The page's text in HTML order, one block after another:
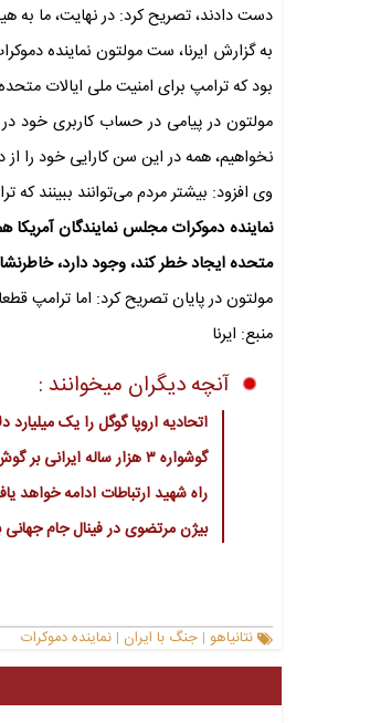
دست دادند، تصریح کرد: در نهایت، ما به
به گزارش ایرنا، ست مولتون نماینده
بود که ترامپ برای امنیت ملی ایالات
مولتون در پیامی در حساب کاربری خود
نخواهیم، همه در این سن کارایی خود
وی افزود: بیشتر مردم می‌توانند ببینند
نماینده دموکرات مجلس نمایندگان
متحده ایجاد خطر کند، وجود دارد،
مولتون در پایان تصریح کرد: اما
منبع: ایرنا
آنچه دیگران میخوانند :
اتحادیه اروپا گوگل را یک میلیارد
گوشواره ۳ هزار ساله ایرانی بر گوش ستاره هالیوود + عکس
راه شهید ارتباطات ادامه خواهد
بیژن مرتضوی در فینال جام
نتانیاهو | جنگ با ایران | نماینده دموکرات